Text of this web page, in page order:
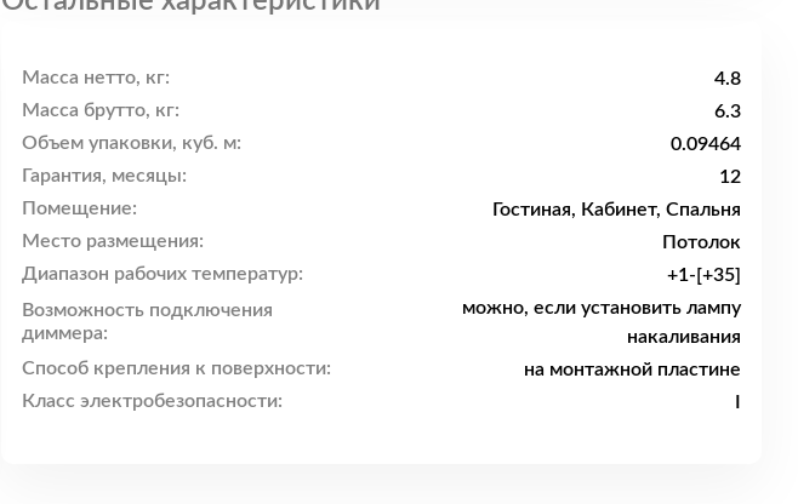
Масса нетто, кг:
4.8
Масса брутто, кг:
6.3
Объем упаковки, куб. м:
0.09464
Гарантия, месяцы:
12
Помещение:
Гостиная, Кабинет, Спальня
Место размещения:
Потолок
Диапазон рабочих температур:
+1-[+35]
Возможность подключения
диммера:
можно, если установить лампу
накаливания
Способ крепления к поверхности:
на монтажной пластине
Класс электробезопасности:
I